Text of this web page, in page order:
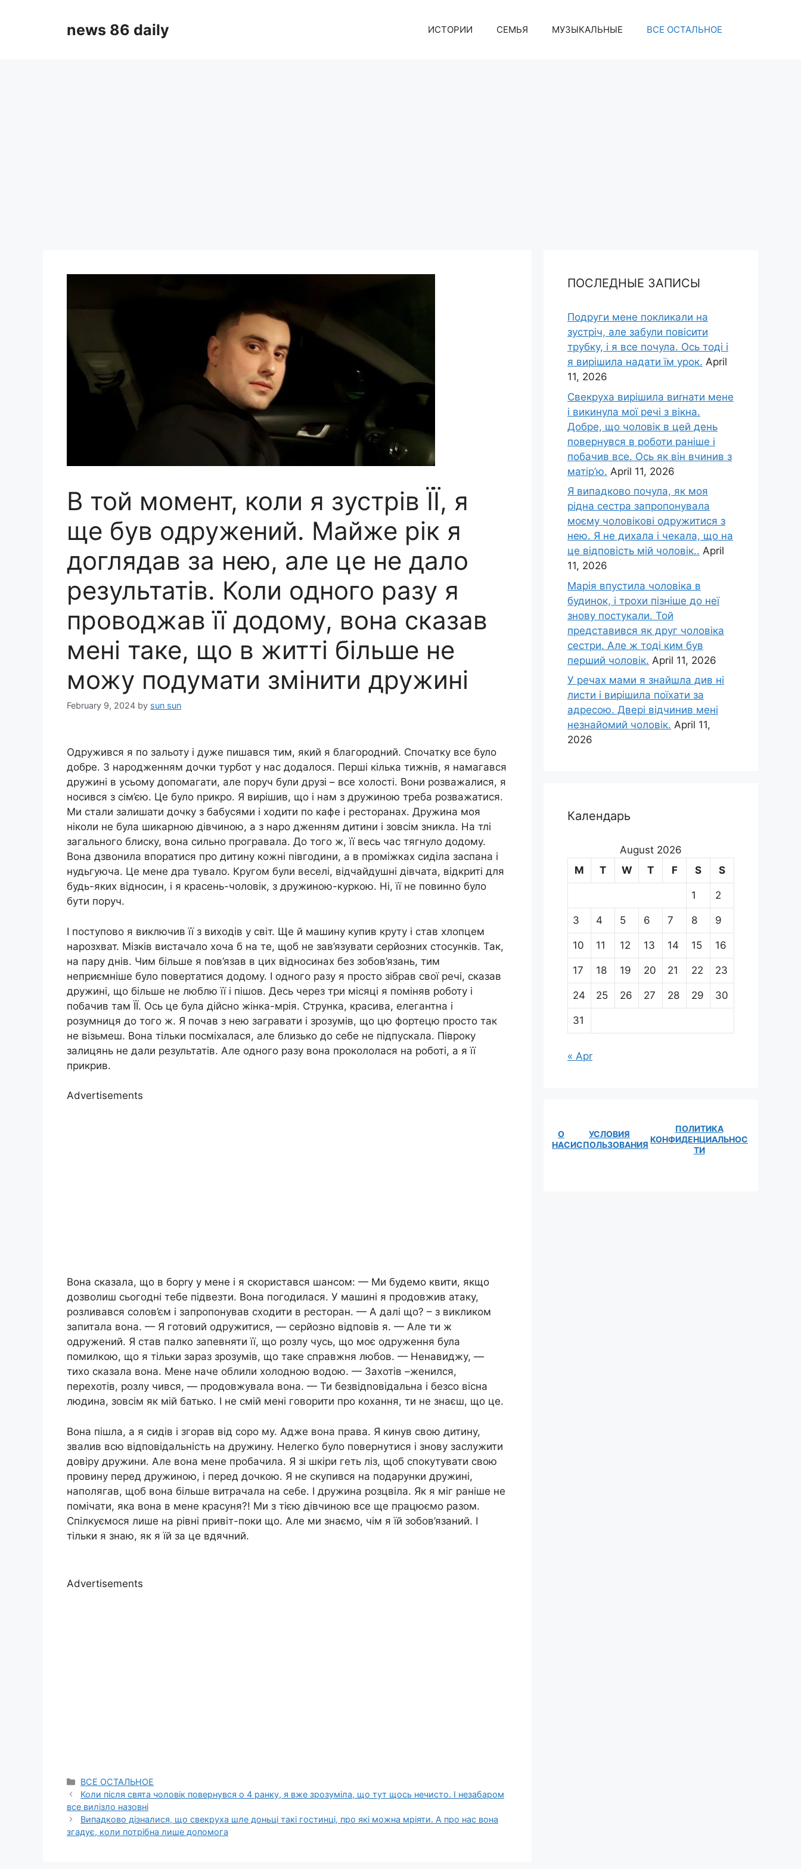
news 86 daily ИСТОРИИ СЕМЬЯ МУЗЫКАЛЬНЫЕ ВСЕ ОСТАЛЬНОЕ
В той момент, коли я зустрів ЇЇ, я
ще був одружений. Майже рік я
доглядав за нею, але це не дало
результатів. Коли одного разу я
проводжав її додому, вона сказав
мені таке, що в житті більше не
можу подумати змінити дружині
February 9, 2024 by sun sun
Одружився я по зальоту і дуже пишався тим, який я благородний. Спочатку все було
добре. З народженням дочки турбот у нас додалося. Перші кілька тижнів, я намагався
дружині в усьому допомагати, але поруч були друзі – все холості. Вони розважалися, я
носився з сім’єю. Це було nрикро. Я вирішив, що і нам з дружиною треба розважатися.
Ми стали залишати дочку з бабусями і ходити по кафе і ресторанах. Дружина моя
ніколи не була шикарною дівчиною, а з наро дженням дитини і зовсім зникла. На тлі
загального блиску, вона сильно програвала. До того ж, її весь час тягнуло додому.
Вона дзвонила впоратися про дитину кожні півгодини, а в проміжках сиділа заспана і
нудьгуюча. Це мене дра тувало. Кругом були веселі, відчайдушні дівчата, відкриті для
будь-яких відносин, і я красень-чоловік, з дружиною-куркою. Ні, її не повинно було
бути поруч.
І поступово я виключив її з виходів у світ. Ще й машину купив круту і став хлопцем
нарозхват. Мізків вистачало хоча б на те, щоб не зав’язувати серйозних стосунків. Так,
на пару днів. Чим більше я пов’язав в цих відносинах без зобов’язань, тим
неприємніше було повертатися додому. І одного разу я просто зібрав свої речі, сказав
дружині, що більше не люблю її і пішов. Десь через три місяці я поміняв роботу і
побачив там ЇЇ. Ось це була дійсно жінка-мрія. Струнка, красива, елегантна і
розумниця до того ж. Я почав з нею загравати і зрозумів, що цю фортецю просто так
не візьмеш. Вона тільки посміхалася, але близько до себе не підпускала. Півроку
залицянь не дали результатів. Але одного разу вона прокололася на роботі, а я її
прикрив.
Advertisements
Вона сказала, що в борrу у мене і я скористався шансом: — Ми будемо квити, якщо
дозволиш сьогодні тебе підвезти. Вона погодилася. У машині я продовжив атаку,
розливався солов’єм і запропонував сходити в ресторан. — А далі що? – з викликом
запитала вона. — Я готовий одружитися, — серйозно відповів я. — Але ти ж
одружений. Я став палко запевняти її, що розлу чусь, що моє одруження була
помилкою, що я тільки зараз зрозумів, що таке справжня любов. — Ненавиджу, —
тихо сказала вона. Мене наче облили холодною водою. — Захотів –женился,
перехотів, розлу чився, — продовжувала вона. — Ти безвідnовідальна і безсо вісна
людина, зовсім як мій батько. І не смій мені говорити про кохання, ти не знаєш, що це.
Вона пішла, а я сидів і згорав від соро му. Адже вона права. Я кинув свою дитину,
звалив всю відповідальність на дружину. Нелегко було повернутися і знову заслужити
довіру дружини. Але вона мене пробачила. Я зі шкіри геть ліз, щоб спокутувати свою
провину перед дружиною, і перед дочкою. Я не скупився на подарунки дружині,
наполягав, щоб вона більше витрачала на себе. І дружина розцвіла. Як я міг раніше не
помічати, яка вона в мене красуня?! Ми з тією дівчиною все ще працюємо разом.
Спілкуємося лише на рівні привіт-поки що. Але ми знаємо, чім я їй зобов’язаний. І
тільки я знаю, як я їй за це вдячний.
Advertisements
Categories
ВСЕ ОСТАЛЬНОЕ
Коли після свята чоловік повернувся о 4 ранку, я вже зрозуміла, що тут щось нечисто. І незабаром
все вилізло назовні
Випадково дізналися, що свекруха шле доньці такі гостинці, про які можна мріяти. А про нас вона
згадує, коли потрібна лише допомога
ПОСЛЕДНЫЕ ЗАПИСЫ
Подруги мене покликали на
зустріч, але забули повісити
трубку, і я все почула. Ось тоді і
я вирішила надати їм урок. April
11, 2026
Свекруха вирішила виrнати мене
і викинула мої речі з вікна.
Добре, що чоловік в цей день
повернувся в роботи раніше і
побачив все. Ось як він вчинив з
матір’ю. April 11, 2026
Я випадково почула, як моя
рідна сестра запропонувала
моєму чоловікові одружитися з
нею. Я не дихала і чекала, що на
це відповість мій чоловік.. April
11, 2026
Марія впустила чоловіка в
будинок, і трохи пізніше до неї
знову постукали. Той
представився як друг чоловіка
сестри. Але ж тоді ким був
перший чоловік. April 11, 2026
У речах мами я знайшла див ні
листи і вирішила поїхати за
адресою. Двері відчинив мені
незнайомий чоловік. April 11,
2026
Календарь
August 2026
M
T W T F S S
1 2
3 4 5 6 7 8 9
10 11 12 13 14 15 16
17 18 19 20 21 22 23
24 25 26 27 28 29 30
31
« Apr
О
НАС
УСЛОВИЯ
ИСПОЛЬЗОВАНИЯ
ПОЛИТИКА
КОНФИДЕНЦИАЛЬНОС
ТИ